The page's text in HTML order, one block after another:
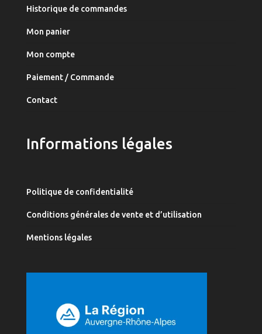
Historique de commandes
Mon panier
Mon compte
Paiement / Commande
Contact
Informations légales
Politique de confidentialité
Conditions générales de vente et d’utilisation
Mentions légales